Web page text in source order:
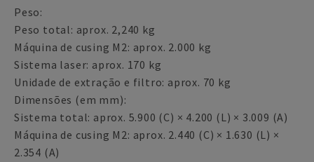
Peso:
Peso total: aprox. 2,240 kg
Máquina de cusing M2: aprox. 2.000 kg
Sistema laser: aprox. 170 kg
Unidade de extração e filtro: aprox. 70 kg
Dimensões (em mm):
Sistema total: aprox. 5.900 (C) × 4.200 (L) × 3.009 (A)
Máquina de cusing M2: aprox. 2.440 (C) × 1.630 (L) ×
2.354 (A)